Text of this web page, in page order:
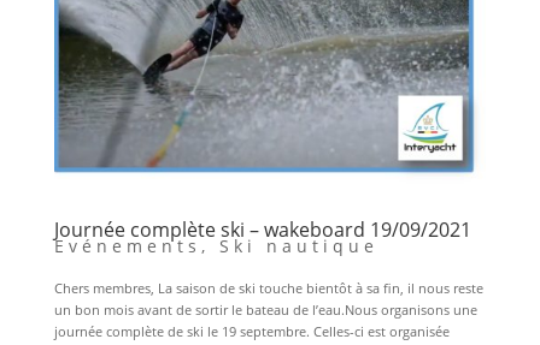
Journée complète ski – wakeboard 19/09/2021
Evénements , Ski nautique
Chers membres, La saison de ski touche bientôt à sa fin, il nous reste
un bon mois avant de sortir le bateau de l’eau.Nous organisons une
journée complète de ski le 19 septembre. Celles-ci est organisée